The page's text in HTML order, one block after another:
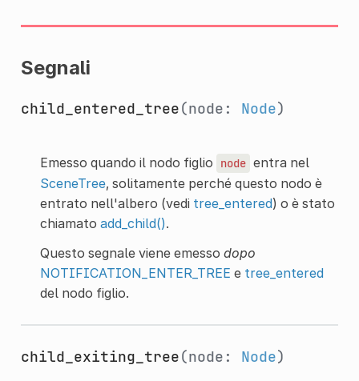
Segnali
child_entered_tree(node: Node)
Emesso quando il nodo figlio node entra nel
SceneTree, solitamente perché questo nodo è
entrato nell'albero (vedi tree_entered) o è stato
chiamato add_child().
Questo segnale viene emesso dopo
NOTIFICATION_ENTER_TREE e tree_entered
del nodo figlio.
child_exiting_tree(node: Node)